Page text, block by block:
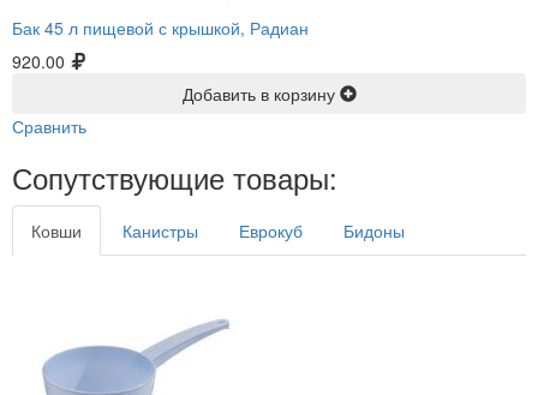
Бак 45 л пищевой с крышкой, Радиан
920.00
Добавить в корзину
Сравнить
Сопутствующие товары:
Ковши Канистры Еврокуб Бидоны